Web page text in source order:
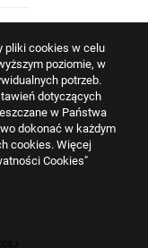
pliki cookies w celu
poziomie, w
potrzeb.
dotyczących
w Państwa
dokonać w każdym
cookies. Więcej
Cookies"